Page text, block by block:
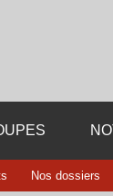
Nos dossiers